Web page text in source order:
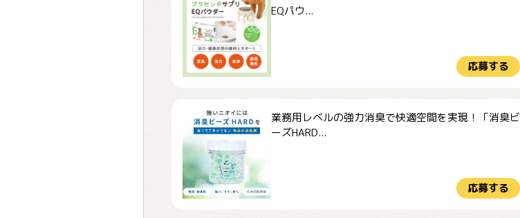
EQパウ...
応募する
業務用レベルの強力消臭で快適空間を実現！「消臭ビ
ーズHARD...
応募する